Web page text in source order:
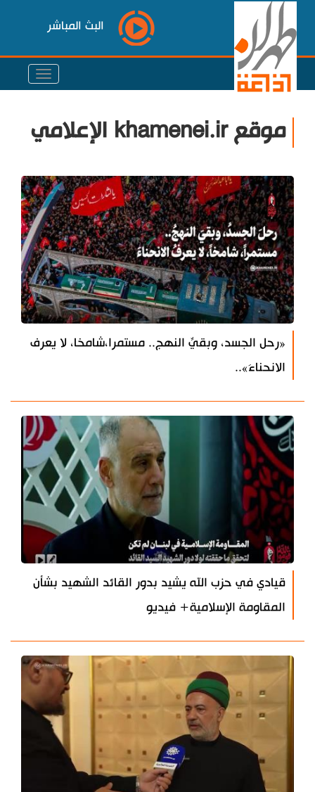
البث المباشر
موقع khamenei.ir الإعلامي
«رحل الجسد، وبقيِّ النهج.. مستمرا،شامخا، لا يعرف
الانحناءَ»..
قيادي في حزب الله يشيد بدور القائد الشهيد بشأن
المقاومة الإسلامية+ فيديو